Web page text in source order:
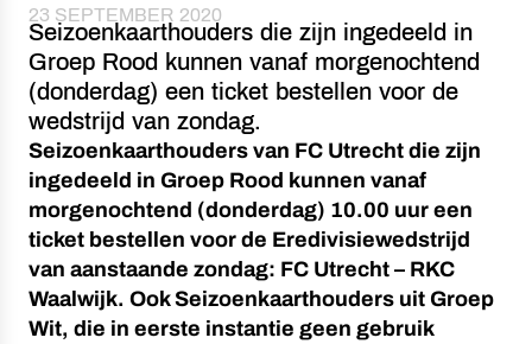
23 SEPTEMBER 2020
Seizoenkaarthouders die zijn ingedeeld in
Groep Rood kunnen vanaf morgenochtend
(donderdag) een ticket bestellen voor de
wedstrijd van zondag.
Seizoenkaarthouders van FC Utrecht die zijn
ingedeeld in Groep Rood kunnen vanaf
morgenochtend (donderdag) 10.00 uur een
ticket bestellen voor de Eredivisiewedstrijd
van aanstaande zondag: FC Utrecht – RKC
Waalwijk. Ook Seizoenkaarthouders uit Groep
Wit, die in eerste instantie geen gebruik